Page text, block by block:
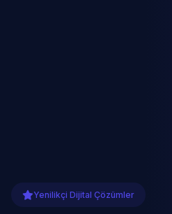
Yenilikçi Dijital Çözümler